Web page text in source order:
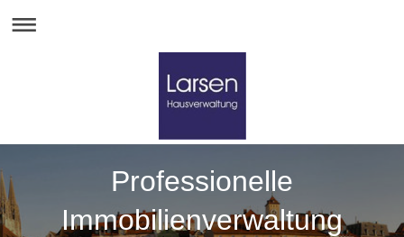
Professionelle
Immobilienverwaltung